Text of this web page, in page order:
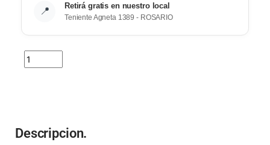
📍 Retirá gratis en nuestro local
Teniente Agneta 1389 - ROSARIO
Descripcion.